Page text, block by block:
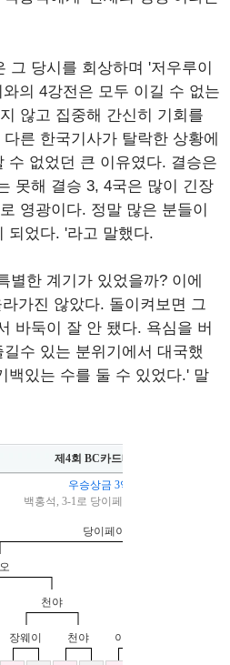
그 당시를 회상하며 '저우루이
의 4강전은 모두 이길 수 없는
않고 집중해 간신히 기회를
른 한국기사가 탈락한 상황에
수 없었던 큰 이유였다. 결승은
못해 결승 3, 4국은 많이 긴장
영광이다. 정말 많은 분들이
되었다. '라고 말했다.
별한 계기가 있었을까? 이에
가진 않았다. 돌이켜보면 그
바둑이 잘 안 됐다. 욕심을 버
수 있는 분위기에서 대국했
백있는 수를 둘 수 있었다.' 말